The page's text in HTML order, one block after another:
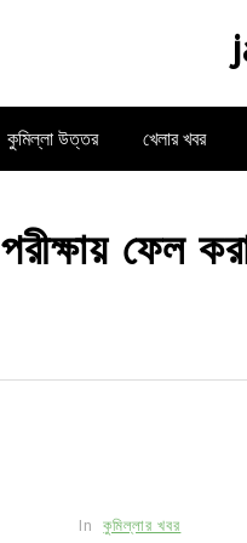
কুমিল্লা উত্তর খেলার খবর
ফেল
In কুমিল্লার খবর